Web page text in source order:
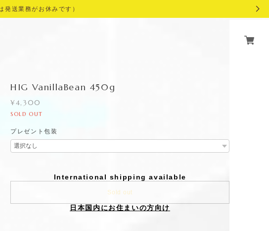
送業務がお休みです）
HIG VanillaBean 450g
¥4,300
SOLD OUT
プレゼント包装
International shipping available
Sold out
日本国内にお住まいの方向け